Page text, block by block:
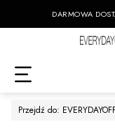
DARMOWA
Przejdź do: